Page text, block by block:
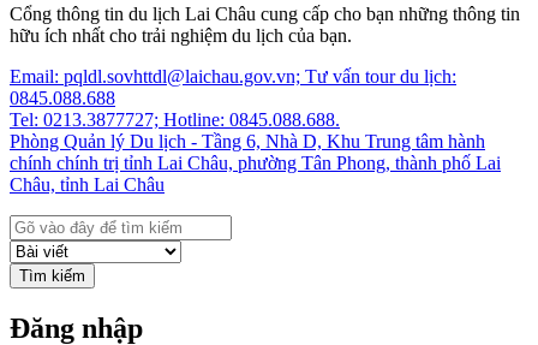
Cổng thông tin du lịch Lai Châu cung cấp cho bạn những thông tin
hữu ích nhất cho trải nghiệm du lịch của bạn.
Email: pqldl.sovhttdl@laichau.gov.vn; Tư vấn tour du lịch:
0845.088.688
Tel: 0213.3877727; Hotline: 0845.088.688.
Phòng Quản lý Du lịch - Tầng 6, Nhà D, Khu Trung tâm hành
chính chính trị tỉnh Lai Châu, phường Tân Phong, thành phố Lai
Châu, tỉnh Lai Châu
Tìm kiếm
Đăng nhập